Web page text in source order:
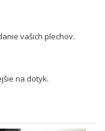
vašich plechov.
na dotyk.